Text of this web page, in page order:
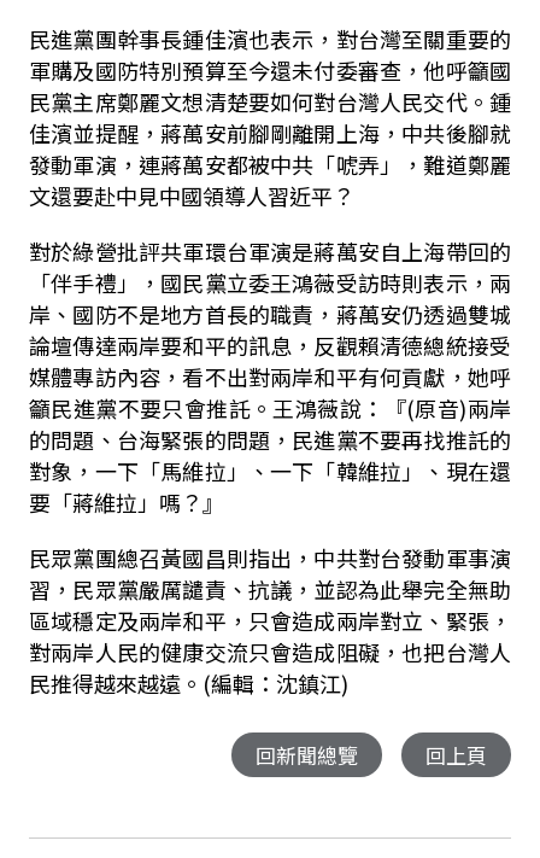
民進黨團幹事長鍾佳濱也表示，對台灣至關重要的
軍購及國防特別預算至今還未付委審查，他呼籲國
民黨主席鄭麗文想清楚要如何對台灣人民交代。鍾
佳濱並提醒，蔣萬安前腳剛離開上海，中共後腳就
發動軍演，連蔣萬安都被中共「唬弄」，難道鄭麗
文還要赴中見中國領導人習近平？
對於綠營批評共軍環台軍演是蔣萬安自上海帶回的
「伴手禮」，國民黨立委王鴻薇受訪時則表示，兩
岸、國防不是地方首長的職責，蔣萬安仍透過雙城
論壇傳達兩岸要和平的訊息，反觀賴清德總統接受
媒體專訪內容，看不出對兩岸和平有何貢獻，她呼
籲民進黨不要只會推託。王鴻薇說：『(原音)兩岸
的問題、台海緊張的問題，民進黨不要再找推託的
對象，一下「馬維拉」、一下「韓維拉」、現在還
要「蔣維拉」嗎？』
民眾黨團總召黃國昌則指出，中共對台發動軍事演
習，民眾黨嚴厲譴責、抗議，並認為此舉完全無助
區域穩定及兩岸和平，只會造成兩岸對立、緊張，
對兩岸人民的健康交流只會造成阻礙，也把台灣人
民推得越來越遠。(編輯：沈鎮江)
回新聞總覽 回上頁